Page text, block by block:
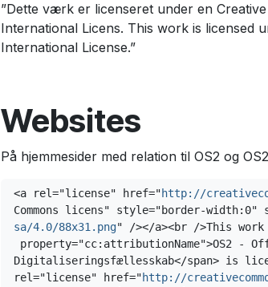
”Dette værk er licenseret under en
International Licens. This work is licensed
International License.”
Websites
På hjemmesider med relation til OS2 og
<a rel="license" href="http://
Commons licens" style="border-width:0"
sa/4.0/88x31.png" /></a><br />This work
Digitaliseringsfællesskab</span> is
rel="license" href="http://